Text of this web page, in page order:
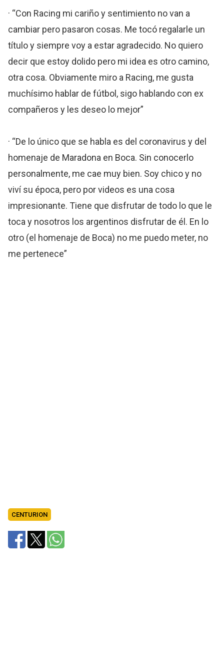
· “Con Racing mi cariño y sentimiento no van a
cambiar pero pasaron cosas. Me tocó regalarle un
título y siempre voy a estar agradecido. No quiero
decir que estoy dolido pero mi idea es otro camino,
otra cosa. Obviamente miro a Racing, me gusta
muchísimo hablar de fútbol, sigo hablando con ex
compañeros y les deseo lo mejor”
· “De lo único que se habla es del coronavirus y del
homenaje de Maradona en Boca. Sin conocerlo
personalmente, me cae muy bien. Soy chico y no
viví su época, pero por videos es una cosa
impresionante. Tiene que disfrutar de todo lo que le
toca y nosotros los argentinos disfrutar de él. En lo
otro (el homenaje de Boca) no me puedo meter, no
me pertenece”
CENTURION